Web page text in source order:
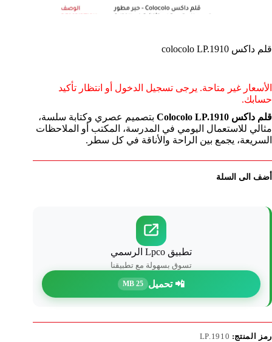
قلم داكس colocolo LP.1910
الأسعار غير متاحة. يرجى تسجيل الدخول أو انتظار تأكيد
حسابك.
قلم داكس Colocolo LP.1910
بتصميم عصري وكتابة سلسة،
مثالي للاستعمال اليومي في المدرسة، المكتب أو الملاحظات
السريعة، يجمع بين الراحة والأناقة في كل سطر.
أضف الى السلة
تطبيق Lpco الرسمي
تسوق بسهولة مع تطبيقنا
📲 تحميل 25 MB
رمز المنتج: LP.1910